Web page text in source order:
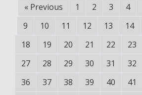
« Previous 1 2 3 4
9
10 11 12 13 14
18
19 20 21 22 23
27
28 29 30 31 32
36
37 38 39 40 41